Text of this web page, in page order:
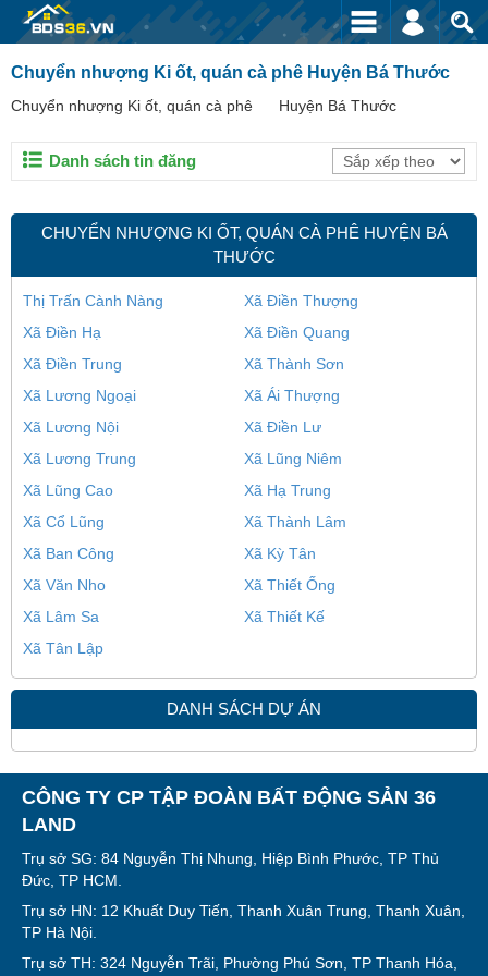
Chuyển nhượng Ki ốt, quán cà phê Huyện Bá Thước
Chuyển nhượng Ki ốt, quán cà phê Huyện Bá Thước
Danh sách tin đăng
CHUYỂN NHƯỢNG KI ỐT, QUÁN CÀ PHÊ HUYỆN BÁ
THƯỚC
Thị Trấn Cành Nàng
Xã Điền Thượng
Xã Điền Hạ
Xã Điền Quang
Xã Điền Trung
Xã Thành Sơn
Xã Lương Ngoại
Xã Ái Thượng
Xã Lương Nội
Xã Điền Lư
Xã Lương Trung
Xã Lũng Niêm
Xã Lũng Cao
Xã Hạ Trung
Xã Cổ Lũng
Xã Thành Lâm
Xã Ban Công
Xã Kỳ Tân
Xã Văn Nho
Xã Thiết Ống
Xã Lâm Sa
Xã Thiết Kế
Xã Tân Lập
DANH SÁCH DỰ ÁN
CÔNG TY CP TẬP ĐOÀN BẤT ĐỘNG SẢN 36
LAND
Trụ sở SG: 84 Nguyễn Thị Nhung, Hiệp Bình Phước, TP Thủ
Đức, TP HCM.
Trụ sở HN: 12 Khuất Duy Tiến, Thanh Xuân Trung, Thanh Xuân,
TP Hà Nội.
Trụ sở TH: 324 Nguyễn Trãi, Phường Phú Sơn, TP Thanh Hóa,